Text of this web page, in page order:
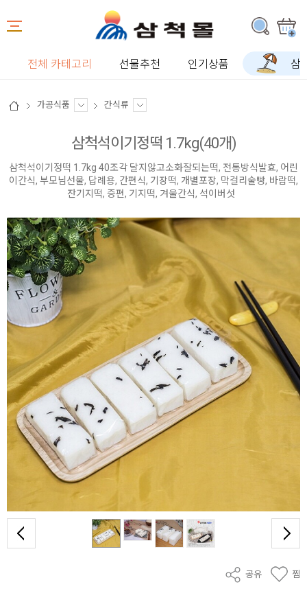
전체 카테고리 선물추천 인기상품 삼
가공식품 간식류
삼척석이기정떡 1.7kg(40개)
삼척석이기정떡 1.7kg 40조각 달지않고소화잘되는떡, 전통방식발효, 어린
이간식, 부모님선물, 답례용, 간편식, 기장떡, 개별포장, 막걸리술빵, 바람떡,
잔기지떡, 증편, 기지떡, 겨울간식, 석이버섯
공유 찜